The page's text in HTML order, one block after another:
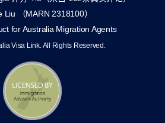
Liu （MARN 2318100）
for Australia Migration Agents
Visa Link. All Rights Reserved.